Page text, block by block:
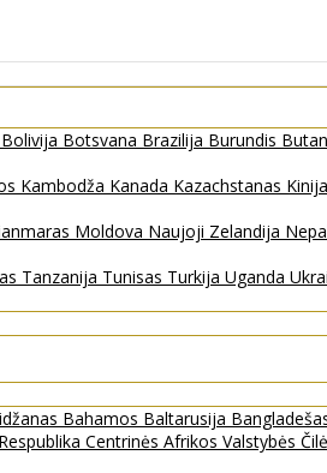
Bolivija Botsvana Brazilija Burundis
Kambodža Kanada Kazachstanas Kinija
Moldova Naujoji Zelandija
Tanzanija Tunisas Turkija Uganda
Bahamos Baltarusija
Centrinės Afrikos Valstybės Čilė